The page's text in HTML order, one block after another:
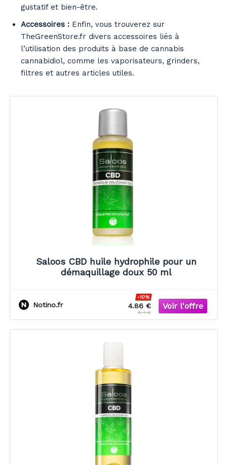
gustatif et bien-être.
Accessoires : Enfin, vous trouverez sur
TheGreenStore.fr divers accessoires liés à
l’utilisation des produits à base de cannabis
cannabidiol, comme les vaporisateurs, grinders,
filtres et autres articles utiles.
Saloos CBD huile hydrophile pour un
démaquillage doux 50 ml
Notino.fr 4.86 €
-10%
5.4 €